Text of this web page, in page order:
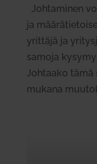
Joh­ta­minen
ja
yrittäjä ja
samoja
Joh­taako tämä
mukana